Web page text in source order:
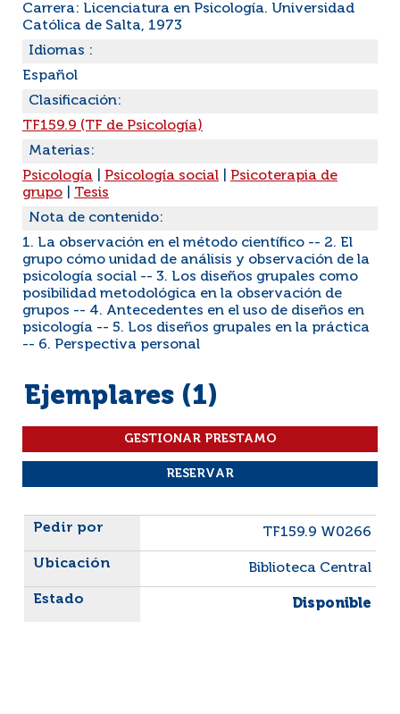
Carrera: Licenciatura en Psicología. Universidad
Católica de Salta, 1973
Idiomas :
Español
Clasificación:
TF159.9 (TF de Psicología)
Materias:
Psicología
Psicología social
Psicoterapia de
grupo
Tesis
Nota de contenido:
1. La observación en el método científico -- 2. El
grupo cómo unidad de análisis y observación de la
psicología social -- 3. Los diseños grupales como
posibilidad metodológica en la observación de
grupos -- 4. Antecedentes en el uso de diseños en
psicología -- 5. Los diseños grupales en la práctica
-- 6. Perspectiva personal
Ejemplares (1)
Liste des exemplaires
TF159.9 W0266
Biblioteca Central
Disponible